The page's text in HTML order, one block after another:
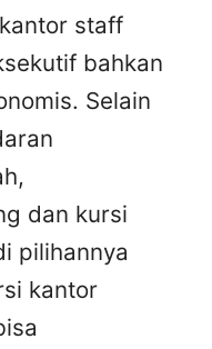
staff
bahkan
Selain
dan kursi
pilihannya
kantor